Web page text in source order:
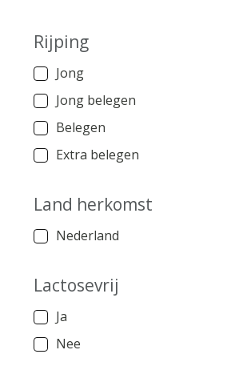
Rijping
Jong
Jong belegen
Belegen
Extra belegen
Land herkomst
Nederland
Lactosevrij
Ja
Nee